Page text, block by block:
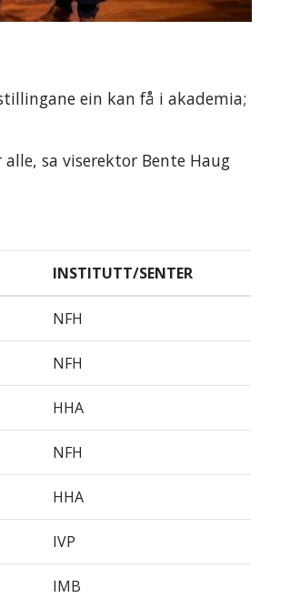
ein kan få i akademia;
sa viserektor Bente Haug
INSTITUTT/SENTER
NFH
NFH
HHA
NFH
HHA
IVP
IMB